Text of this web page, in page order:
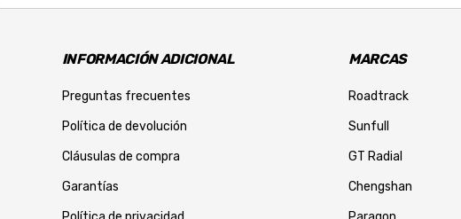
INFORMACIÓN ADICIONAL
Preguntas frecuentes
Política de devolución
Cláusulas de compra
Garantías
MARCAS
Roadtrack
Sunfull
GT Radial
Chengshan